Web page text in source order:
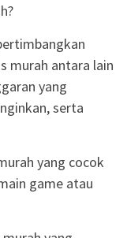
murah antara lain
yang
serta
yang cocok
game atau